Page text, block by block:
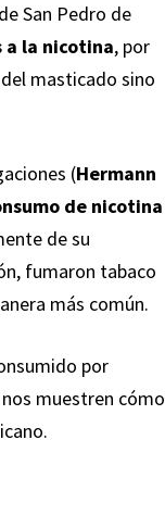
San Pedro de
a la nicotina, por
masticado sino
(Hermann
de nicotina
de su
fumaron tabaco
más común.
por
muestren cómo